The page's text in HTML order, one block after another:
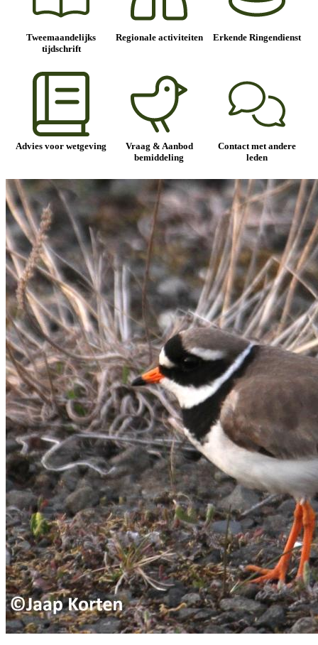
Tweemaandelijks
tijdschrift
Regionale activiteiten Erkende Ringendienst
Advies voor wetgeving
Vraag & Aanbod
bemiddeling
Contact met andere
leden